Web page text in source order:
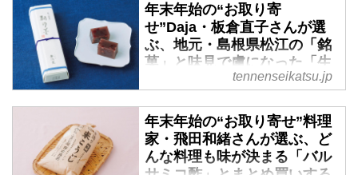
贈って喜ばれたり、もらって感動
したり、自分のご褒美に。今回
は、OURHOMEのEmiさん
に、“とっておき”のお取り寄せを
伺いました。（『天然生活』
年末年始の“お取り寄
せ”Daja・板倉直子さんが選
ぶ、地元・島根県松江の「銘
菓」と味見で虜になった「生
はちみつ」 - 天然生活web
贈って喜ばれたり、もらって感動
したり、自分のご褒美に。今回
は、Dajaの板倉直子さんに、“と
っておき”のお取り寄せを伺いま
tennenseikatsu.jp
年末年始の“お取り寄せ”料理
家・飛田和緒さんが選ぶ、ど
んな料理も味が決まる「バル